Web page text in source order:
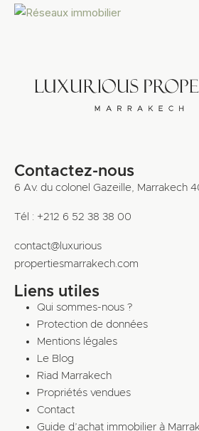
Contactez-nous
6 Av. du colonel Gazeille, Marrakech
Tél : +212 6 52 38 38 00
contact@luxurious
propertiesmarrakech.com
Liens utiles
Qui sommes-nous ?
Protection de données
Mentions légales
Le Blog
Riad Marrakech
Propriétés vendues
Contact
Guide d’achat immobilier à